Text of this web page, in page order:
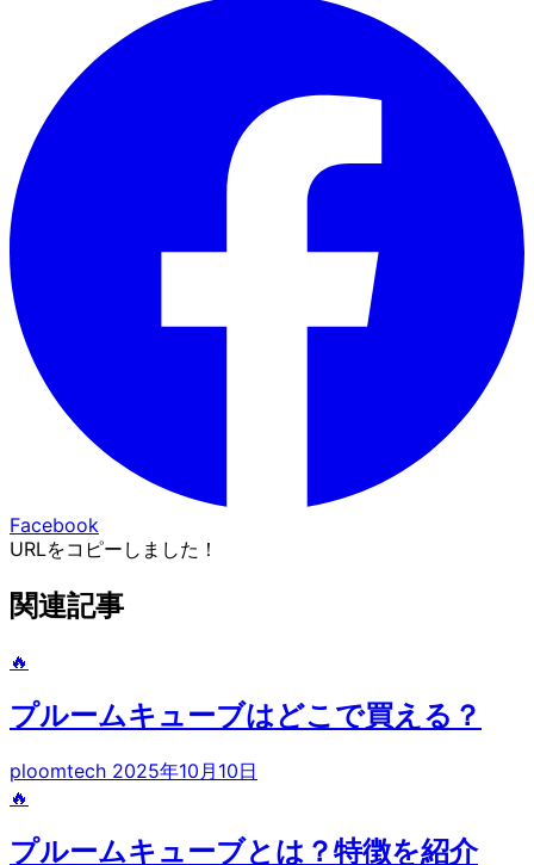
Facebook
URLをコピーしました！
関連記事
🔥
プルームキューブはどこで買える？
ploomtech 2025年10月10日
🔥
プルームキューブとは？特徴を紹介